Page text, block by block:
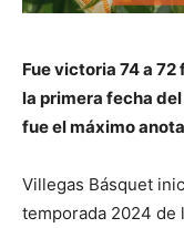
Fue victoria 74 a
la primera fecha
fue el máximo
Villegas Básquet
temporada 2024 de